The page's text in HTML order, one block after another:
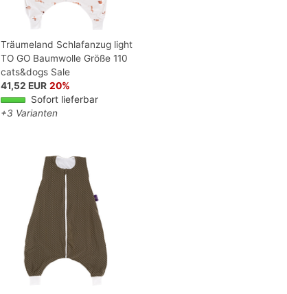
Träumeland Schlafanzug light
TO GO Baumwolle Größe 110
cats&dogs Sale
41,52 EUR 20%
Sofort lieferbar
+3 Varianten